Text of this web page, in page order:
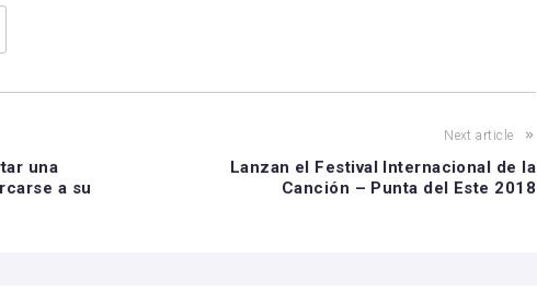
una
a su
Next article
Lanzan el Festival Internacional de la
Canción – Punta del Este 2018